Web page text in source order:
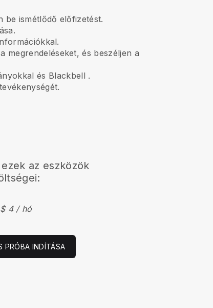
be ismétlődő előfizetést.
megrendeléseket, és beszéljen a
és Blackbell .
ezek az eszközök
$ 4 / hó
PRÓBA INDÍTÁSA